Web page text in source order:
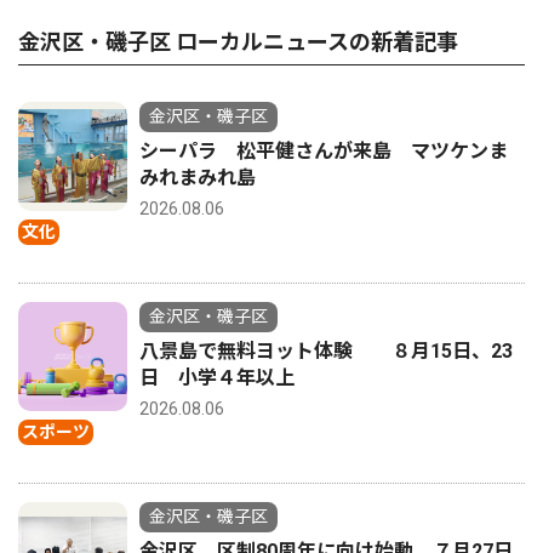
金沢区・磯子区 ローカルニュースの新着記事
文化
金沢区・磯子区
シーパラ 松平健さんが来島 マツケンま
みれまみれ島
2026.08.06
スポーツ
金沢区・磯子区
八景島で無料ヨット体験 ８月15日、23
日 小学４年以上
2026.08.06
金沢区・磯子区